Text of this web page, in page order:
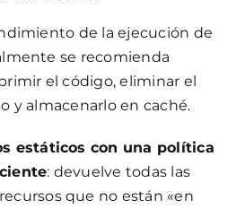
de la ejecución de
se recomienda
el código, eliminar el
y almacenarlo en caché.
estáticos con una política
: devuelve todas las
que no están «en